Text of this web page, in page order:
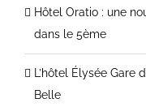
Hôtel Oratio : une
dans le 5ème
L’hôtel Élysée Gare
Belle